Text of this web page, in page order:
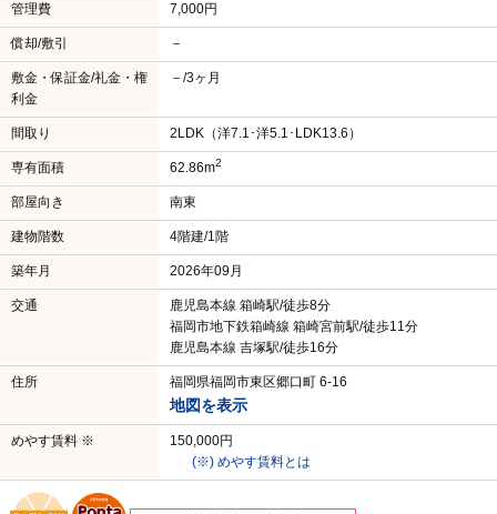
管理費 7,000円
償却/敷引 －
敷金・保証金/礼金・権
利金
－/3ヶ月
間取り 2LDK（洋7.1･洋5.1･LDK13.6）
専有面積 62.86m2
部屋向き 南東
建物階数 4階建/1階
築年月 2026年09月
交通
鹿児島本線 箱崎駅/徒歩8分
福岡市地下鉄箱崎線 箱崎宮前駅/徒歩11分
鹿児島本線 吉塚駅/徒歩16分
住所 福岡県福岡市東区郷口町 6-16
地図を表示
めやす賃料 ※
150,000円
(※) めやす賃料とは